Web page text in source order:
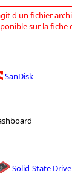
d'un fichier
sur la fiche
SanDisk
Solid-State Drive